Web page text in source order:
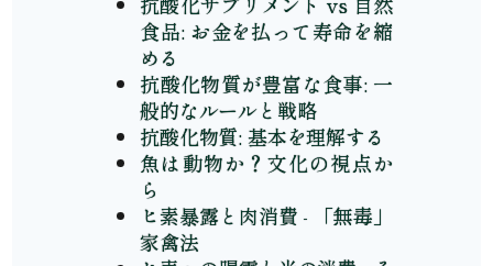
食品: お金を払って寿命を縮
める
抗酸化物質が豊富な食事: 一
般的なルールと戦略
抗酸化物質: 基本を理解する
魚は動物か？文化の視点か
ら
ヒ素暴露と肉消費 - 「無毒」
家禽法